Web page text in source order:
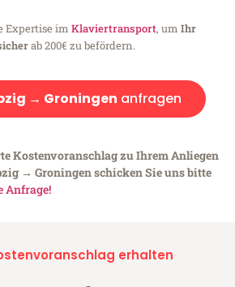
Expertise im Klaviertransport, um Ihr
ab 200€ zu befördern.
→ Groningen anfragen
Kostenvoranschlag zu Ihrem Anliegen
→ Groningen schicken Sie uns bitte
Anfrage!
erhalten